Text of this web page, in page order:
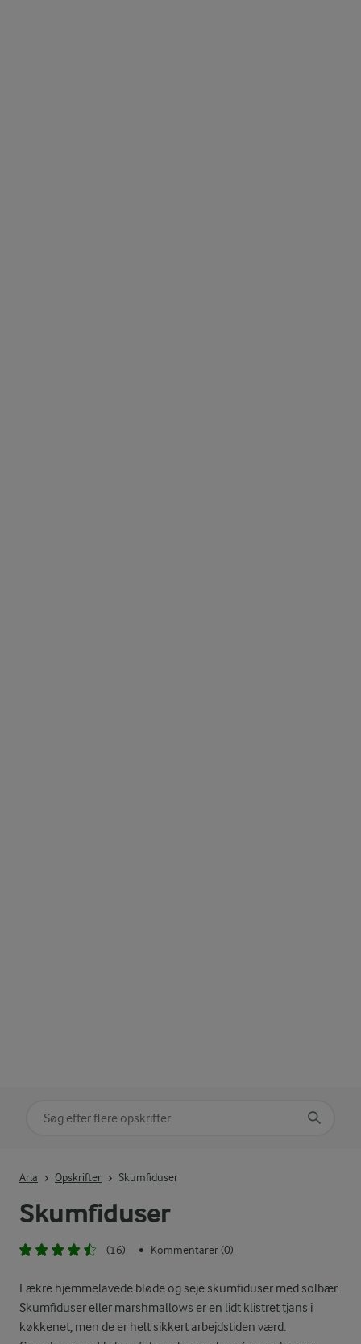
Skumfiduser
(16) • Kommentarer (0)
Lækre hjemmelavede bløde og seje skumfiduser med solbær.
Skumfiduser eller marshmallows er en lidt klistret tjans i
køkkenet, men de er helt sikkert arbejdstiden værd.
Arla Opskrifter Skumfiduser
Søg på kategori